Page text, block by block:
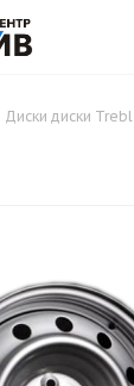
Диски диски Trebl